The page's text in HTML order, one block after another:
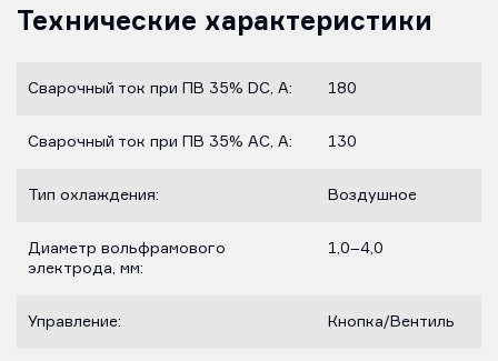
Технические характеристики
Сварочный ток при ПВ 35% DC, А: 180
Сварочный ток при ПВ 35% AC, А: 130
Тип охлаждения: Воздушное
Диаметр вольфрамового
электрода, мм:
1,0–4,0
Управление: Кнопка/Вентиль